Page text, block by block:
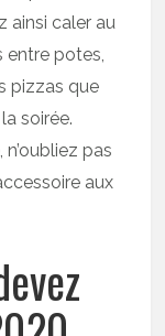
ainsi caler au
entre potes,
pizzas que
soirée.
pas
aux